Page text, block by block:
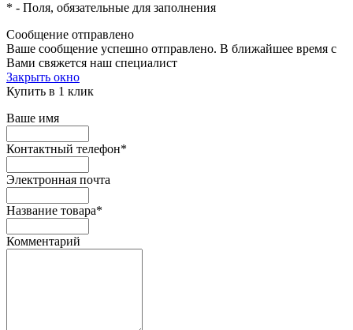
* - Поля, обязательные для заполнения
Сообщение отправлено
Ваше сообщение успешно отправлено. В ближайшее время с
Вами свяжется наш специалист
Закрыть окно
Купить в 1 клик
Ваше имя
Контактный телефон*
Электронная почта
Название товара*
Комментарий